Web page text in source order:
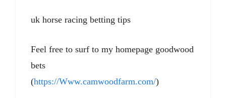
uk horse racing betting tips​
Feel free to surf to my homepage goodwood
bets​
(https://Www.camwoodfarm.com/)